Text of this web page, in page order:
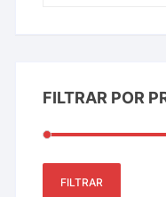
FILTRAR POR
FILTRAR